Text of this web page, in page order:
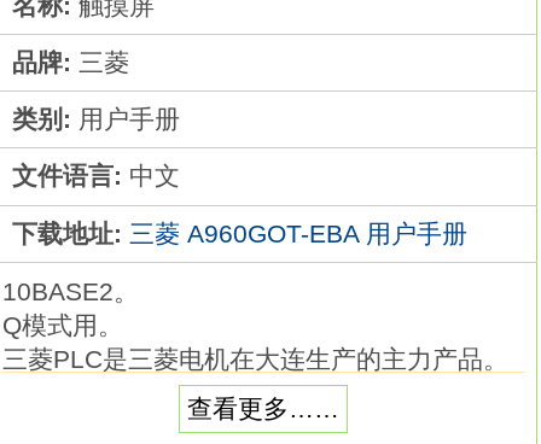
品牌: 三菱
类别: 用户手册
文件语言: 中文
下载地址: 三菱 A960GOT-EBA 用户手册
10BASE2。
Q模式用。
三菱PLC是三菱电机在大连生产的主力产品。
它采用一类可编程的存储器，用于其内部存储
查看更多……